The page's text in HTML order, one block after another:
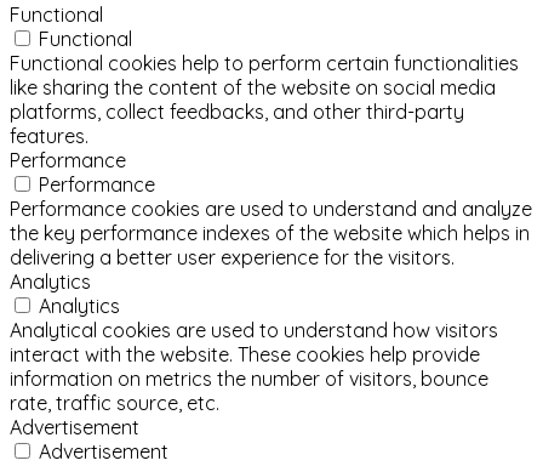
Functional
Functional
Functional cookies help to perform certain functionalities
like sharing the content of the website on social media
platforms, collect feedbacks, and other third-party
features.
Performance
Performance
Performance cookies are used to understand and analyze
the key performance indexes of the website which helps in
delivering a better user experience for the visitors.
Analytics
Analytics
Analytical cookies are used to understand how visitors
interact with the website. These cookies help provide
information on metrics the number of visitors, bounce
rate, traffic source, etc.
Advertisement
Advertisement